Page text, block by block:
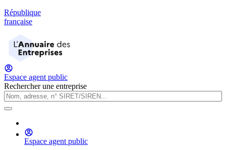
République
française
Espace agent public
Rechercher une entreprise
Espace agent public